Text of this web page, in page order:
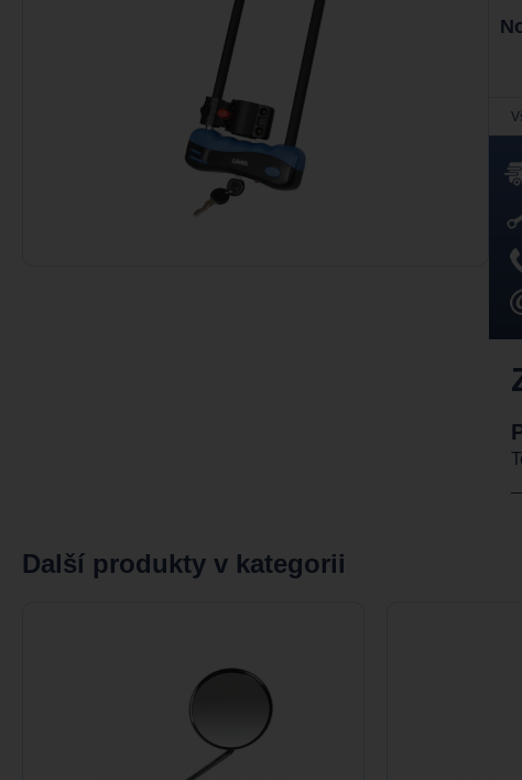
Další produkty v kategorii